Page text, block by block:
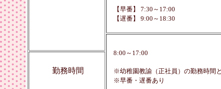
【早番】 7:30～17:00
【遅番】 9:00～18:30
8:00～17:00
※幼稚園教諭（正社員）の勤務時間
※早番・遅番あり
勤務時間